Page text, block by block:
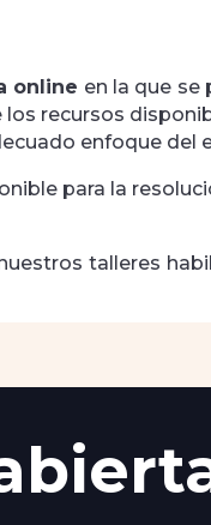
online en la que
recursos
enfoque del
para la
talleres